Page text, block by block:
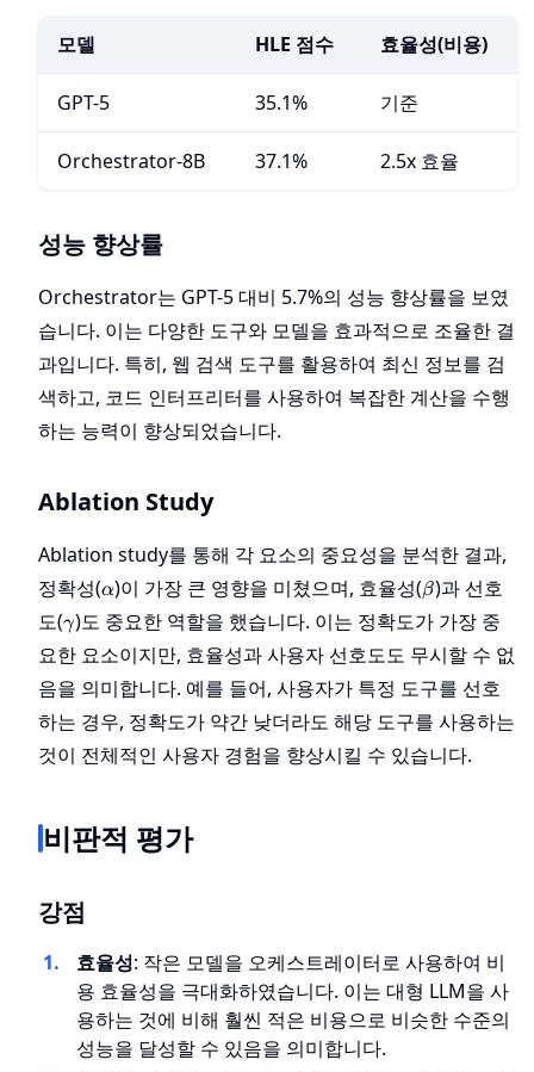
모델 HLE 점수 효율성(비용)
GPT-5 35.1% 기준
Orchestrator-8B 37.1% 2.5x 효율
성능 향상률
Orchestrator는 GPT-5 대비 5.7%의 성능 향상률을 보였
습니다. 이는 다양한 도구와 모델을 효과적으로 조율한 결
과입니다. 특히, 웹 검색 도구를 활용하여 최신 정보를 검
색하고, 코드 인터프리터를 사용하여 복잡한 계산을 수행
하는 능력이 향상되었습니다.
Ablation Study
Ablation study를 통해 각 요소의 중요성을 분석한 결과,
정확성(\alpha
α)이 가장 큰 영향을 미쳤으며, 효율성(\beta
β)과 선호
도(\gamma
γ)도 중요한 역할을 했습니다. 이는 정확도가 가장 중
요한 요소이지만, 효율성과 사용자 선호도도 무시할 수 없
음을 의미합니다. 예를 들어, 사용자가 특정 도구를 선호
하는 경우, 정확도가 약간 낮더라도 해당 도구를 사용하는
것이 전체적인 사용자 경험을 향상시킬 수 있습니다.
비판적 평가
강점
효율성: 작은 모델을 오케스트레이터로 사용하여 비
용 효율성을 극대화하였습니다. 이는 대형 LLM을 사
용하는 것에 비해 훨씬 적은 비용으로 비슷한 수준의
성능을 달성할 수 있음을 의미합니다.